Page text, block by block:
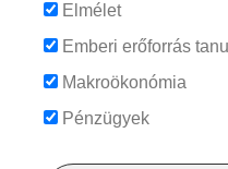
Elmélet
Emberi erőforrás
Makroökonómia
Pénzügyek